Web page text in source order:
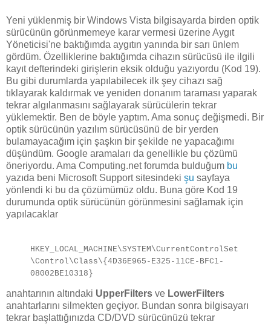
Yeni yüklenmiş bir Windows Vista bilgisayarda birden optik
sürücünün görünmemeye karar vermesi üzerine Aygıt
Yöneticisi'ne baktığımda aygıtın yanında bir sarı ünlem
gördüm. Özelliklerine baktığımda cihazın sürücüsü ile ilgili
kayıt defterindeki girişlerin eksik olduğu yazıyordu (Kod 19).
Bu gibi durumlarda yapılabilecek ilk şey cihazı sağ
tıklayarak kaldırmak ve yeniden donanım taraması yaparak
tekrar algılanmasını sağlayarak sürücülerin tekrar
yüklemektir. Ben de böyle yaptım. Ama sonuç değişmedi. Bir
optik sürücünün yazılım sürücüsünü de bir yerden
bulamayacağım için şaşkın bir şekilde ne yapacağımı
düşündüm. Google aramaları da genellikle bu çözümü
öneriyordu. Ama Computing.net forumda bulduğum bu
yazıda beni Microsoft Support sitesindeki şu sayfaya
yönlendi ki bu da çözümümüz oldu. Buna göre Kod 19
durumunda optik sürücünün görünmesini sağlamak için
yapılacaklar
HKEY_LOCAL_MACHINE\SYSTEM\CurrentControlSet
\Control\Class\{4D36E965-E325-11CE-BFC1-
08002BE10318}
anahtarının altındaki UpperFilters ve LowerFilters
anahtarlarını silmekten geçiyor. Bundan sonra bilgisayarı
tekrar başlattığınızda CD/DVD sürücünüzü tekrar